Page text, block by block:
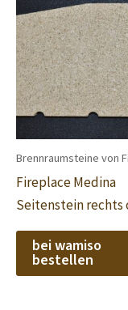
Brennraumsteine von
Fireplace Medina
Seitenstein rechts
bei wamiso
bestellen